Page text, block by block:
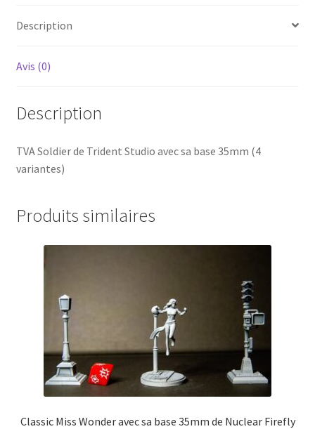
(4
variantes)
Description
Avis (0)
Description
TVA Soldier de Trident Studio avec sa base 35mm (4
variantes)
Produits similaires
Classic Miss Wonder avec sa base 35mm de Nuclear Firefly